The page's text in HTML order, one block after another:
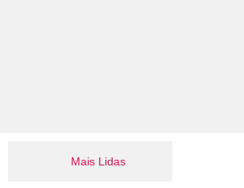
Mais Lidas